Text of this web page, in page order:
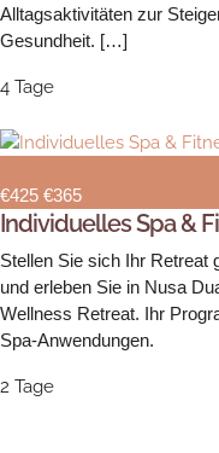
Alltagsaktivitäten zur
Gesundheit. […]
4 Tage
€425 €365
Individuelles Spa &
Stellen Sie sich Ihr Retreat
und erleben Sie in Nusa
Wellness Retreat. Ihr
Spa-Anwendungen.
2 Tage